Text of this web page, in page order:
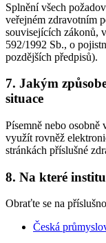
Splnění všech
veřejném zdravotním
souvisejících zákonů,
592/1992 Sb., o
pozdějších předpisů).
7. Jakým
situace
Písemně nebo
využít rovněž
stránkách příslušné
8. Na které
Obraťte se na
Česká